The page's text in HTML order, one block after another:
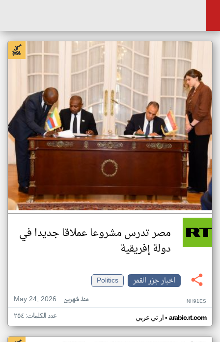
مصر تدرس مشروعا عملاقا جديدا في
دولة إفريقية
اخبار جزر القمر
Politics
May 24, 2026
منذ شهرين NH91ES
ار تي عربي• arabic.rt.com عدد الكلمات: ٢٥٤